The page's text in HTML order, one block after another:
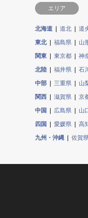
エリア
北海道 道北 道
東北
福島県 山
関東
東京都 神
北陸
福井県 石
中部
三重県 山
関西
滋賀県 京
中国
広島県 山
四国
愛媛県 高
九州・沖縄
佐賀